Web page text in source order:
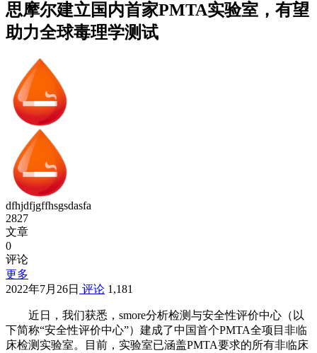
思摩尔建立国内首家PMTA实验室，有望
助力全球毒理学测试
dfhjdfjgffhsgsdasfa
2827
文章
0
评论
更多
2022年7月26日 评论 1,181
近日，我们获悉，smore分析检测与安全性评价中心（以
下简称“安全性评价中心”）建成了中国首个PMTA全项目非临
床检测实验室。目前，实验室已涵盖PMTA要求的所有非临床